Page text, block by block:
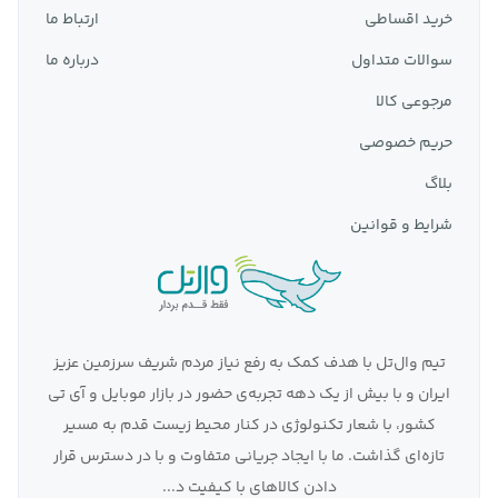
که در تمام طول شب دوام می آورد
به دنبال شخصی سازی مهمانی هستید؟
تمام ویژگی
مهمانی‌ ها، تفریحات حیاط خلوت، یا حتی چیزی که می‌
توانید در حین آشپزی از آن لذت ببرید، این اسپیکر می‌
تواند از پس همه چیز برآید.
از دیگر موارد قابل توجه درباره جی بی ال، نگه داری شارژ
بالا و باطری با دوام آن است که کمک می کند تجربه بهتری
را در مهمانی های خود به دست آورید.
از دیگر موارد قابل توجه در باره ی جی بی ال، قابلیت وصل
شدن چند دستگاه به صورت هم زمان است که به شما
کمک می کند صدای واضح تری را به مهمانی های خود
بیاورید یا در بین دستگاه های موجود بگردید و بهترین
موزیک را انتخاب کنید.
اگر می‌ خواهید موسیقی خودتان را بسازید، به سادگی
خرید اقساطی
سوالات متداول
مرجوعی کالا
حریم خصوصی
بلاگ
شرایط و قوانین
ارتباط ما
درباره ما
تیم وال‌تل با هدف کمک به رفع نیاز مردم شریف سرزمین عزیز
ایران و با بیش از یک دهه تجربه‌ی حضور در بازار موبایل و آی تی
کشور، با شعار تکنولوژی در کنار محیط زیست قدم به مسیر
تازه‌ای گذاشت. ما با ایجاد جریانی متفاوت و با در دسترس قرار
دادن کالاهای با کیفیت د...